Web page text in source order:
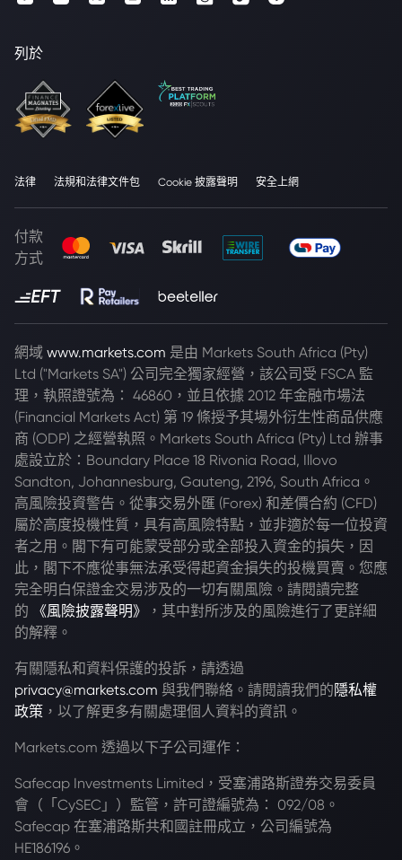
列於
法律 法規和法律文件包 Cookie 披露聲明 安全上網
付款
方式
網域 www.markets.com 是由 Markets South Africa (Pty)
Ltd ("Markets SA") 公司完全獨家經營，該公司受 FSCA 監
理，執照證號為： 46860，並且依據 2012 年金融市場法
(Financial Markets Act) 第 19 條授予其場外衍生性商品供應
商 (ODP) 之經營執照。Markets South Africa (Pty) Ltd 辦事
處設立於：Boundary Place 18 Rivonia Road, Illovo
Sandton, Johannesburg, Gauteng, 2196, South Africa。
高風險投資警告。從事交易外匯 (Forex) 和差價合約 (CFD)
屬於高度投機性質，具有高風險特點，並非適於每一位投資
者之用。閣下有可能蒙受部分或全部投入資金的損失，因
此，閣下不應從事無法承受得起資金損失的投機買賣。您應
完全明白保證金交易涉及的一切有關風險。請閱讀完整
的
《風險披露聲明》
，其中對所涉及的風險進行了更詳細
的解釋。
有關隱私和資料保護的投訴，請透過
privacy@markets.com 與我們聯絡。請閱讀我們的隱私權
政策 ，以了解更多有關處理個人資料的資訊。
Markets.com 透過以下子公司運作：
Safecap Investments Limited，受塞浦路斯證券交易委員
會（「CySEC」）監管，許可證編號為： 092/08。
Safecap 在塞浦路斯共和國註冊成立，公司編號為
HE186196。